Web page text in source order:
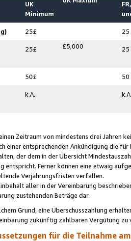
UK
Minimum
25£ 25
25£ £5,000 25
50£ 50
k.A.
Zeitraum von mindestens drei Jahren
einer entsprechenden Ankündigung die
der dem in der Übersicht
entspricht. Ferner können eine etwaig
Verjährungsfristen verfallen.
aller in der Vereinbarung
zustehenden Beträge dar.
Grund, eine Überschusszahlung
zukünftig zahlbaren Vergütung zu
für die Teilnahme